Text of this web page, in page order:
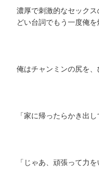
濃厚で刺激的なセック
どい台詞でもう一度俺を
俺はチャンミンの尻を、
「家に帰ったらかき出し
「じゃあ、頑張って力